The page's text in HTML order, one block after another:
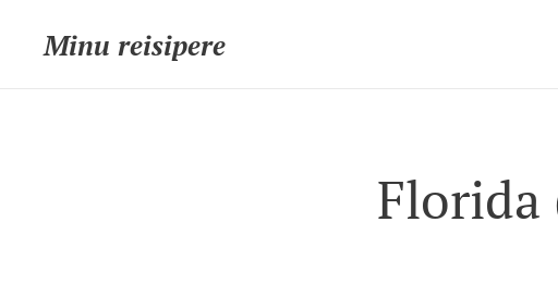
Minu reisipere
Florida